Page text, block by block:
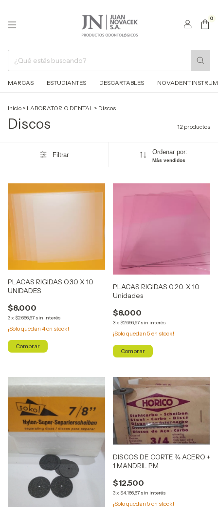
0
MARCAS ESTUDIANTES DESCARTABLES NOVADENT
Inicio > LABORATORIO DENTAL > Discos
Discos 12 productos
Filtrar Ordenar por:
Más vendidos
PLACAS RIGIDAS O.30 X 10
UNIDADES
$8.000
3x $2.666,67 sin interés
¡Solo quedan 4en stock!
PLACAS RIGIDAS 0.20. X 10
Unidades
$8.000
3x $2.666,67 sin interés
¡Solo quedan 5 en stock!
DISCOS DE CORTE ¾ ACERO +
1 MANDRIL PM
$12.500
3x $4.166,67 sin interés
¡Solo quedan 5 en stock!